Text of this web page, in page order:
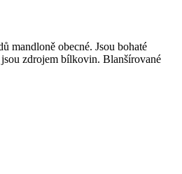
mandloně obecné. Jsou bohaté
zdrojem bílkovin. Blanšírované